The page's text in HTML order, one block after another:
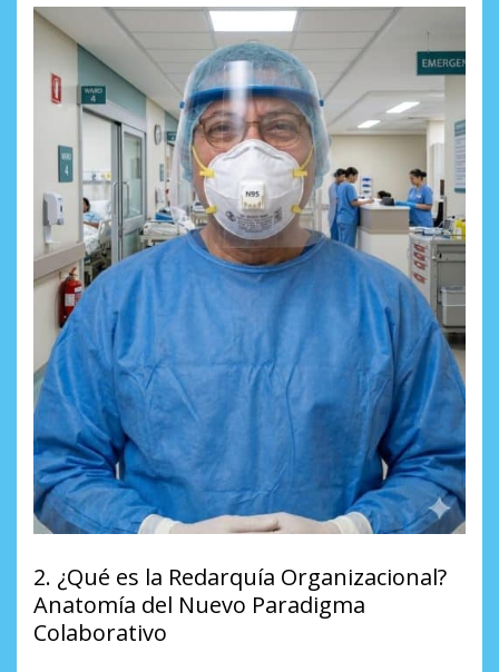
​2. ¿Qué es la Redarquía Organizacional?
Anatomía del Nuevo Paradigma
Colaborativo